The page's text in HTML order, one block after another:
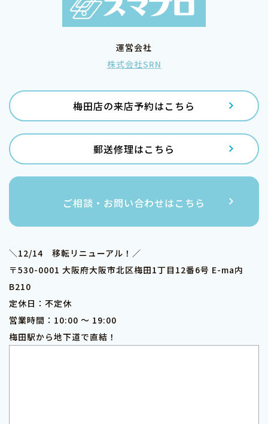
運営会社
株式会社SRN
梅田店の来店予約はこちら
郵送修理はこちら
ご相談・お問い合わせはこちら
＼12/14 移転リニューアル！／
〒530-0001 大阪府大阪市北区梅田1丁目12番6号 E-ma内
B210
定休日：不定休
営業時間：10:00 ～ 19:00
梅田駅から地下道で直結！